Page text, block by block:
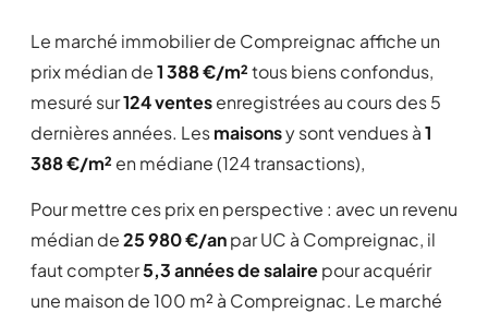
Le marché immobilier de Compreignac affiche un
prix médian de1 388 €/m²tous biens confondus,
mesuré sur124 ventesenregistrées au cours des 5
dernières années. Lesmaisonsy sont vendues à1
388 €/m² en médiane (124 transactions),
Pour mettre ces prix en perspective : avec un revenu
médian de25 980 €/anpar UC à Compreignac, il
faut compter5,3 années de salairepour acquérir
une maison de 100 m² à Compreignac. Le marché